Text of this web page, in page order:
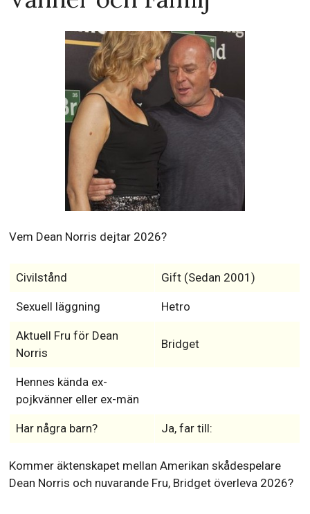
Vem Dean Norris dejtar 2026?
Civilstånd Gift (Sedan 2001)
Sexuell läggning Hetro
Aktuell Fru för Dean
Norris
Bridget
Hennes kända ex-
pojkvänner eller ex-män
Har några barn? Ja, far till:
Kommer äktenskapet mellan Amerikan skådespelare
Dean Norris och nuvarande Fru, Bridget överleva 2026?